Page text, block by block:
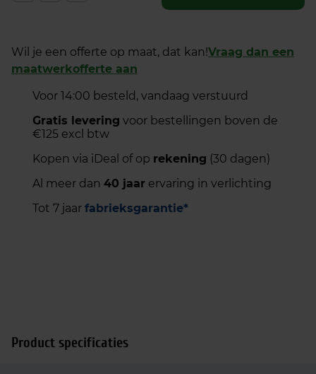
Wil je een offerte op maat, dat kan!Vraag dan een
maatwerkofferte aan
Voor 14:00 besteld, vandaag verstuurd
Gratis levering voor bestellingen boven de
€125 excl btw
Kopen via iDeal of op rekening (30 dagen)
Al meer dan 40 jaar ervaring in verlichting
Tot 7 jaar fabrieksgarantie*
Product specificaties